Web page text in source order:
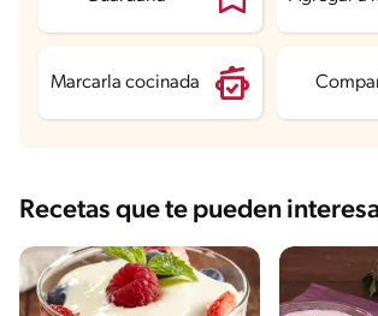
128.3 mg
Azúcares 18.3 g
Marcarla cocinada
Recetas que te pueden